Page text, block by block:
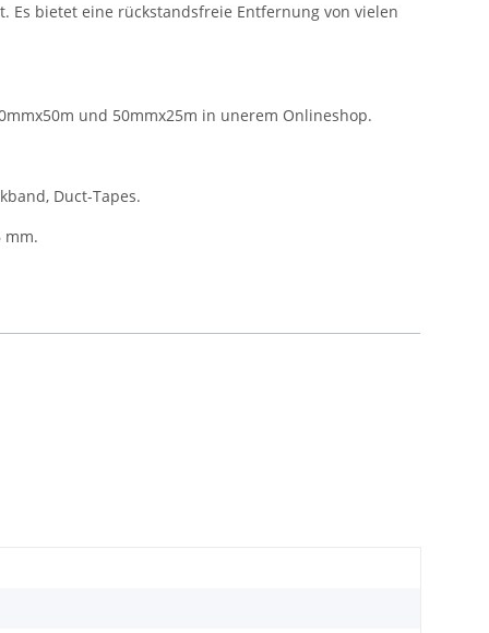
Es bietet eine rückstandsfreie Entfernung von vielen
und 50mmx25m in unerem Onlineshop.
Duct-Tapes.
mm.